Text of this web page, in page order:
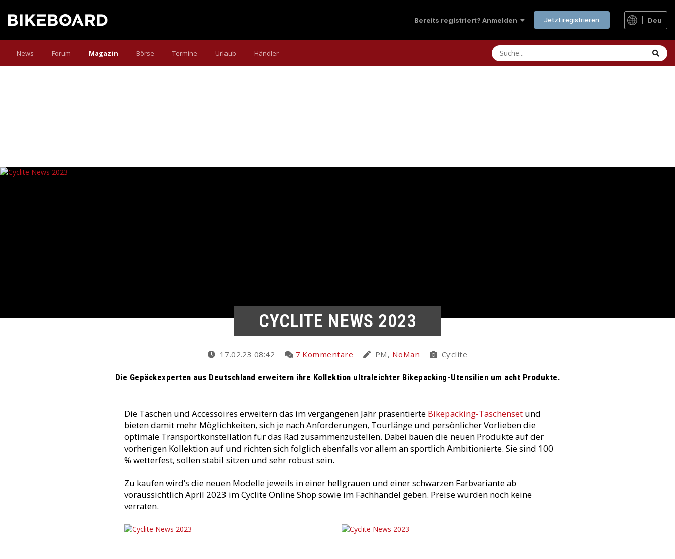
Bereits registriert? Anmelden Jetzt registrieren Deu
News Forum Magazin Börse Termine Urlaub Händler
CYCLITE NEWS 2023
17.02.23 08:42 7 Kommentare PM, NoMan Cyclite
Die Gepäckexperten aus Deutschland erweitern ihre Kollektion ultraleichter Bikepacking-Utensilien um acht Produkte.
Die Taschen und Accessoires erweitern das im vergangenen Jahr präsentierte Bikepacking-Taschenset und
bieten damit mehr Möglichkeiten, sich je nach Anforderungen, Tourlänge und persönlicher Vorlieben die
optimale Transportkonstellation für das Rad zusammenzustellen. Dabei bauen die neuen Produkte auf der
vorherigen Kollektion auf und richten sich folglich ebenfalls vor allem an sportlich Ambitionierte. Sie sind 100
% wetterfest, sollen stabil sitzen und sehr robust sein.
Zu kaufen wird’s die neuen Modelle jeweils in einer hellgrauen und einer schwarzen Farbvariante ab
voraussichtlich April 2023 im Cyclite Online Shop sowie im Fachhandel geben. Preise wurden noch keine
verraten.